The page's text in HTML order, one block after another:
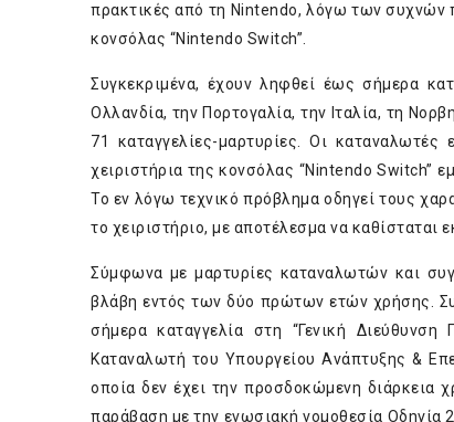
πρακτικές από τη Nintendo, λόγω των συχνών
κονσόλας “Nintendo Switch”.
Συγκεκριμένα, έχουν ληφθεί έως σήμερα
Ολλανδία, την Πορτογαλία, την Ιταλία, τη
71 καταγγελίες-μαρτυρίες. Οι
χειριστήρια της κονσόλας “Nintendo Switch”
Το εν λόγω τεχνικό πρόβλημα οδηγεί τους
το χειριστήριο, με αποτέλεσμα να
Σύμφωνα με μαρτυρίες καταναλωτών και
βλάβη εντός των δύο πρώτων ετών χρήσης.
σήμερα καταγγελία στη “Γενική
Καταναλωτή του Υπουργείου Ανάπτυξης &
οποία δεν έχει την προσδοκώμενη διάρκεια
παράβαση με την ενωσιακή νομοθεσία Οδηγία